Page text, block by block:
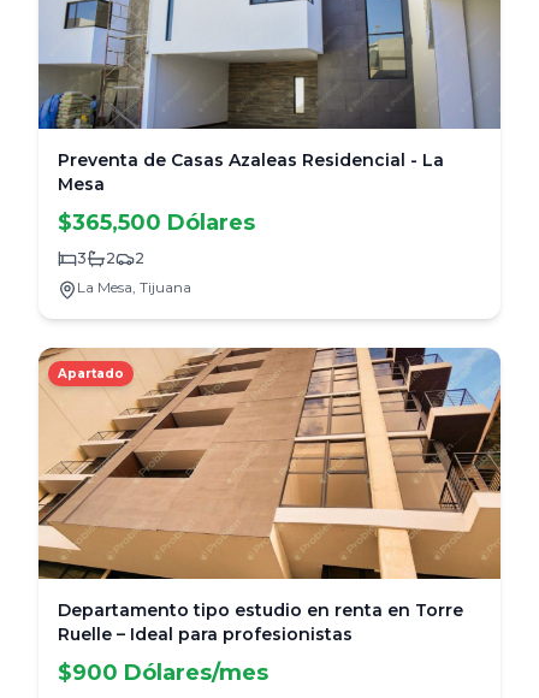
Preventa de Casas Azaleas Residencial - La
Mesa
$365,500 Dólares
3 2
2
La Mesa, Tijuana
Apartado
Departamento tipo estudio en renta en Torre
Ruelle – Ideal para profesionistas
$900 Dólares/mes